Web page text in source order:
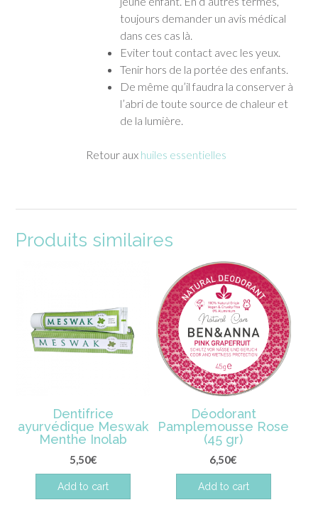
toujours demander un avis médical
dans ces cas là.
Eviter tout contact avec les yeux.
Tenir hors de la portée des enfants.
De même qu’il faudra la conserver à
l’abri de toute source de chaleur et
de la lumière.
Retour aux huiles essentielles
Produits similaires
Dentifrice
ayurvédique Meswak
Menthe Inolab
5,50€
Add to cart
Déodorant
Pamplemousse Rose
(45 gr)
6,50€
Add to cart